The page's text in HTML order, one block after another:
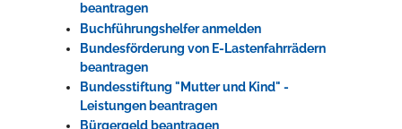
beantragen
Buchführungshelfer anmelden
Bundesförderung von E-Lastenfahrrädern
beantragen
Bundesstiftung "Mutter und Kind" -
Leistungen beantragen
Bürgergeld beantragen